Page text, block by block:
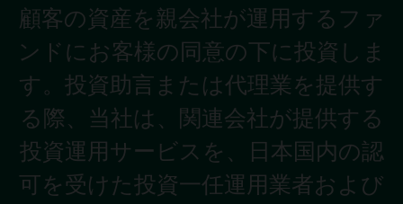
顧客の資産を親会社が運用するファ
ンドにお客様の同意の下に投資しま
す。投資助言または代理業を提供す
る際、当社は、関連会社が提供する
投資運用サービスを、日本国内の認
可を受けた投資一任運用業者および